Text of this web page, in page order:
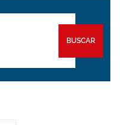
BUSCAR